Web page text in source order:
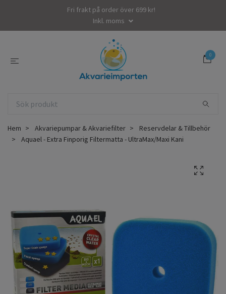
Fri frakt på order över 699 kr!
Inkl. moms
0
Hem Akvariepumpar & Akvariefilter
Reservdelar & Tillbehör
Aquael - Extra Finporig Filtermatta - UltraMax/Maxi Kani